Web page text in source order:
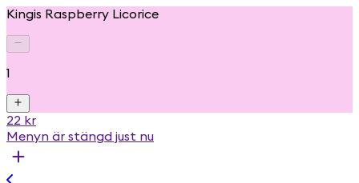
Kingis Raspberry Licorice
1
22 kr
Menyn är stängd just nu